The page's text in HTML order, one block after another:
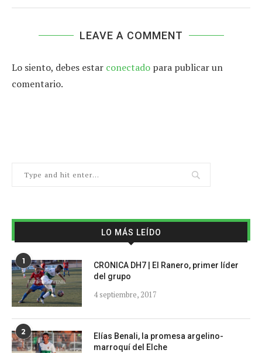
LEAVE A COMMENT
Lo siento, debes estar conectado para publicar un
comentario.
LO MÁS LEÍDO
1
CRONICA DH7 | El Ranero, primer líder
del grupo
4 septiembre, 2017
2
Elías Benali, la promesa argelino-
marroquí del Elche